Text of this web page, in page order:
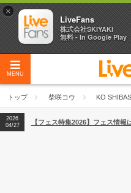
MENU
トップ 柴咲コウ KO
2026
04/27
2026
【ライブ動員ランキング】2026
2026
04/27
【フェス特集2026】フェス情報
×
LiveFans
株式会社SKIYAKI
無料 - In Google Play